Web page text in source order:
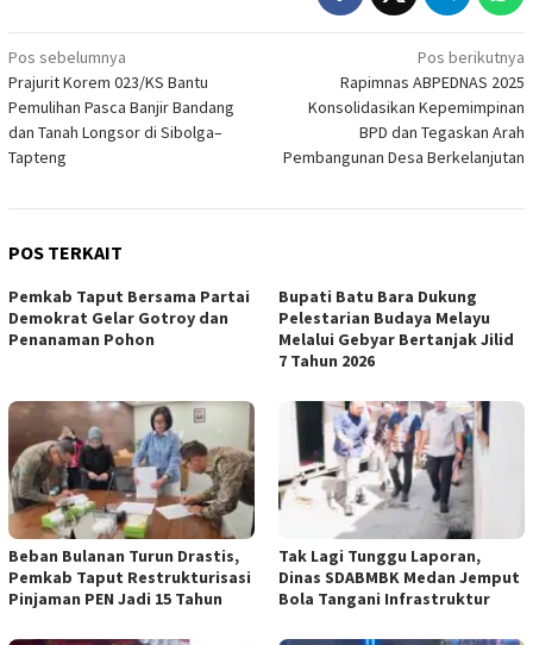
Navigasi
pos
Pos sebelumnya
Prajurit Korem 023/KS Bantu
Pemulihan Pasca Banjir Bandang
dan Tanah Longsor di Sibolga–
Tapteng
Pos berikutnya
Rapimnas ABPEDNAS 2025
Konsolidasikan Kepemimpinan
BPD dan Tegaskan Arah
Pembangunan Desa Berkelanjutan
POS TERKAIT
Pemkab Taput Bersama Partai
Demokrat Gelar Gotroy dan
Penanaman Pohon
Bupati Batu Bara Dukung
Pelestarian Budaya Melayu
Melalui Gebyar Bertanjak Jilid
7 Tahun 2026
Beban Bulanan Turun Drastis,
Pemkab Taput Restrukturisasi
Pinjaman PEN Jadi 15 Tahun‎
Tak Lagi Tunggu Laporan,
Dinas SDABMBK Medan Jemput
Bola Tangani Infrastruktur